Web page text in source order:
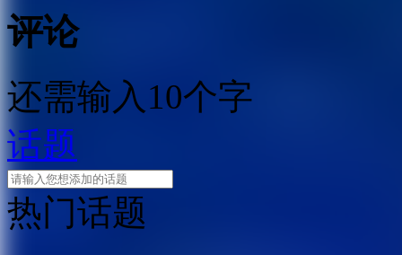
评论
还需输入10个字
话题
热门话题